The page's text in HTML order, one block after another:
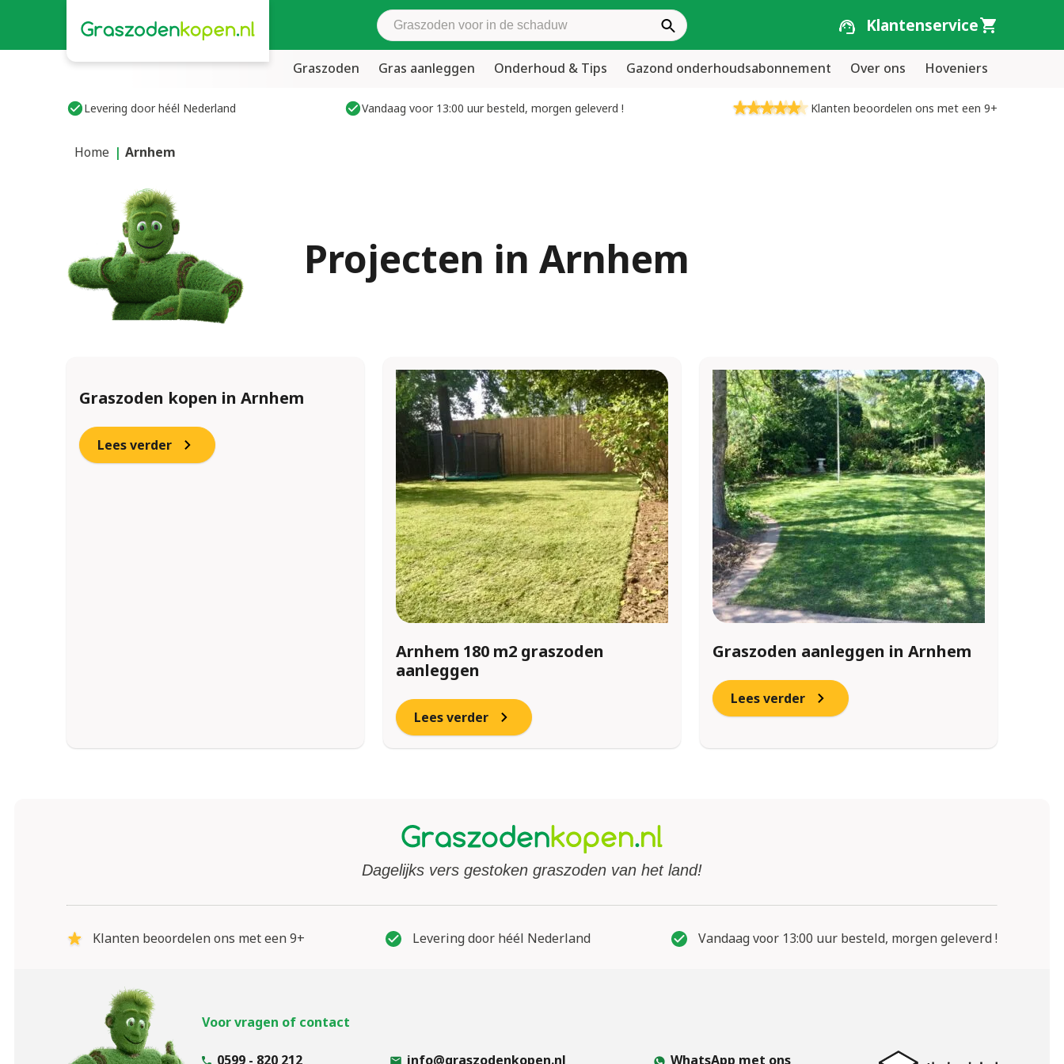
Zoek graszoden Klantenservice
Graszoden Gras aanleggen Onderhoud & Tips Gazond onderhoudsabonnement Over ons Hoveniers
Levering door héél Nederland Vandaag voor 13:00 uur besteld, morgen geleverd ! Klanten beoordelen ons met een 9+
Home Arnhem
Projecten in Arnhem
Graszoden kopen in Arnhem
Lees verder
Arnhem 180 m2 graszoden
aanleggen
Lees verder
Graszoden aanleggen in Arnhem
Lees verder
Dagelijks vers gestoken graszoden van het land!
Klanten beoordelen ons met een 9+ Levering door héél Nederland Vandaag voor 13:00 uur besteld, morgen geleverd !
Voor vragen of contact
0599 - 820 212 info@graszodenkopen.nl WhatsApp met ons